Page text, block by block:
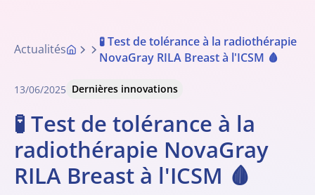
Actualités
🧪 Test de tolérance à la radiothérapie
NovaGray RILA Breast à l'ICSM 🩸
Dernières innovations
13/06/2025
🧪 Test de tolérance à la
radiothérapie NovaGray
RILA Breast à l'ICSM 🩸